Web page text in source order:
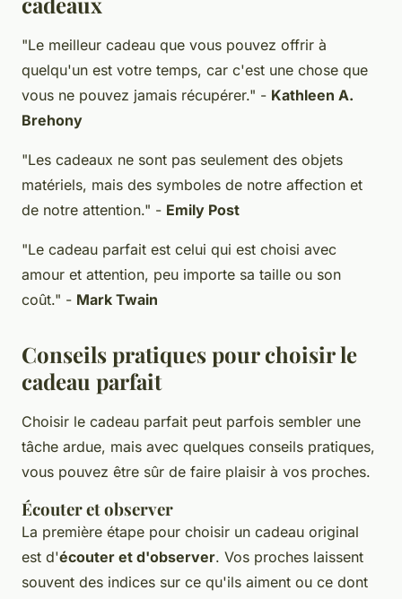
"Le meilleur cadeau que vous pouvez offrir à
quelqu'un est votre temps, car c'est une chose que
vous ne pouvez jamais récupérer." - Kathleen A.
Brehony
"Les cadeaux ne sont pas seulement des objets
matériels, mais des symboles de notre affection et
de notre attention." - Emily Post
"Le cadeau parfait est celui qui est choisi avec
amour et attention, peu importe sa taille ou son
coût." - Mark Twain
Conseils pratiques pour choisir le
cadeau parfait
Choisir le cadeau parfait peut parfois sembler une
tâche ardue, mais avec quelques conseils pratiques,
vous pouvez être sûr de faire plaisir à vos proches.
Écouter et observer
La première étape pour choisir un cadeau original
est d'écouter et d'observer. Vos proches laissent
souvent des indices sur ce qu'ils aiment ou ce dont